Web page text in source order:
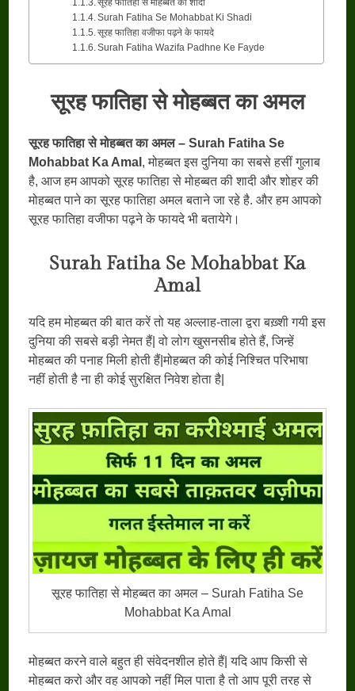
सूरह फातिहा से मोहब्बत की शादी
Surah Fatiha Se Mohabbat Ki Shadi
सूरह फातिहा वजीफा पढ़ने के फायदे
Surah Fatiha Wazifa Padhne Ke Fayde
सूरह फातिहा से मोहब्बत का अमल
सूरह फातिहा से मोहब्बत का अमल – Surah Fatiha Se
Mohabbat Ka Amal , मोहब्बत इस दुनिया का सबसे हसीं गुलाब
है, आज हम आपको सूरह फातिहा से मोहब्बत की शादी और शोहर की
मोहब्बत पाने का सूरह फातिहा अमल बताने जा रहे है. और हम आपको
सूरह फातिहा वजीफा पढ़ने के फायदे भी बतायेगे।
Surah Fatiha Se Mohabbat Ka
Amal
यदि हम मोहब्बत की बात करें तो यह अल्लाह-ताला द्वरा बख़्शी गयी इस
दुनिया की सबसे बड़ी नेमत हैं| वो लोग खुसनसीब होते हैं, जिन्हें
मोहब्बत की पनाह मिली होती हैं|मोहब्बत की कोई निश्चित परिभाषा
नहीं होती है ना ही कोई सुरक्षित निवेश होता है|
सूरह फातिहा से मोहब्बत का अमल – Surah Fatiha Se
Mohabbat Ka Amal
मोहब्बत करने वाले बहुत ही संवेदनशील होते हैं| यदि आप किसी से
मोहब्बत करो और वह आपको नहीं मिल पाता है तो आप पूरी तरह से